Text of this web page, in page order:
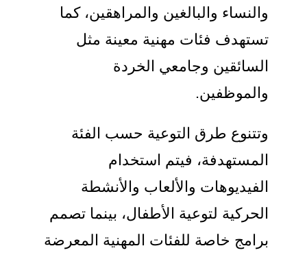
والنساء والبالغين والمراهقين، كما
تستهدف فئات مهنية معينة مثل
السائقين وجامعي الخردة
والموظفين.
وتتنوع طرق التوعية حسب الفئة
المستهدفة، فيتم استخدام
الفيديوهات والألعاب والأنشطة
الحركية لتوعية الأطفال، بينما تصمم
برامج خاصة للفئات المهنية المعرضة